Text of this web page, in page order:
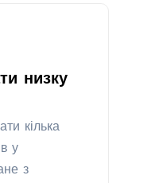
низку
кілька
у
з